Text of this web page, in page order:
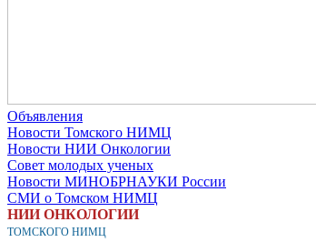
Объявления
Новости Томского НИМЦ
Новости НИИ Онкологии
Совет молодых ученых
Новости МИНОБРНАУКИ России
СМИ о Томском НИМЦ
НИИ ОНКОЛОГИИ
ТОМСКОГО НИМЦ